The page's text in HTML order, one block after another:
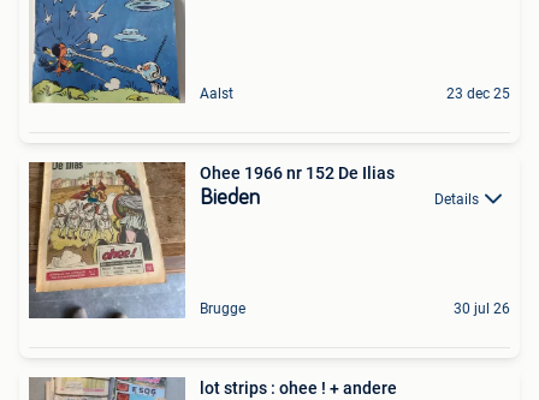
Aalst 23 dec 25
Ohee 1966 nr 152 De Ilias
Bieden Details
Brugge 30 jul 26
lot strips : ohee ! + andere